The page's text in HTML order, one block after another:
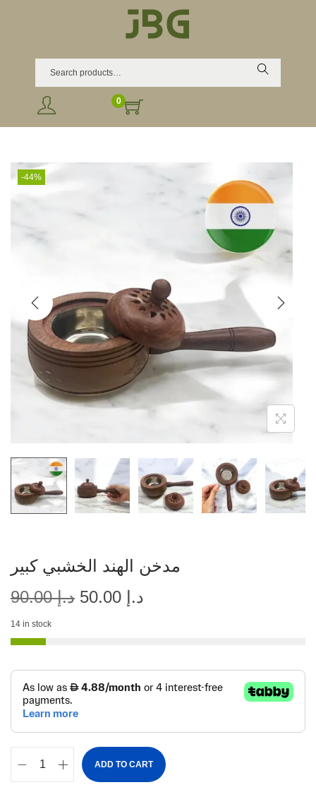
Search
0
-44%
مدخن الهند الخشبي كبير
د.إ90.00 د.إ
14 in stock
ADD TO CART